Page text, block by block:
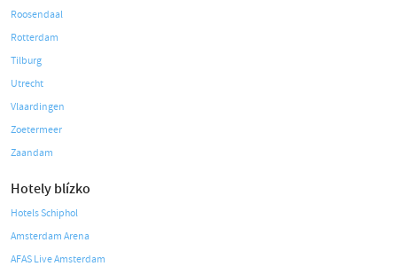
Roosendaal
Rotterdam
Tilburg
Utrecht
Vlaardingen
Zoetermeer
Zaandam
Hotely blízko
Hotels Schiphol
Amsterdam Arena
AFAS Live Amsterdam